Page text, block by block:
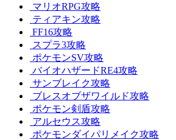
マリオRPG攻略
ティアキン攻略
FF16攻略
スプラ3攻略
ポケモンSV攻略
バイオハザードRE4攻略
サンブレイク攻略
ブレスオブザワイルド攻略
ポケモン剣盾攻略
アルセウス攻略
ポケモンダイパリメイク攻略